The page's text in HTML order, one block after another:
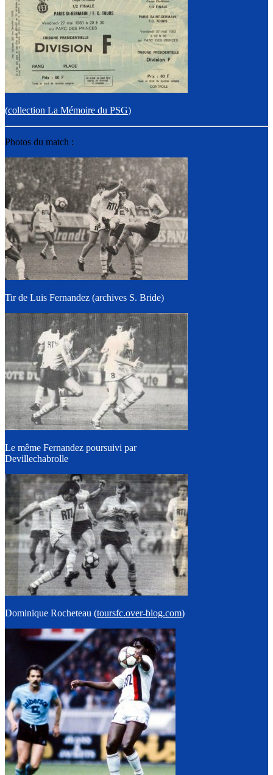
(collection La Mémoire du PSG)
Photos du match :
Tir de Luis Fernandez (archives S. Bride)
Le même Fernandez poursuivi par
Devillechabrolle
Dominique Rocheteau (toursfc.over-blog.com)